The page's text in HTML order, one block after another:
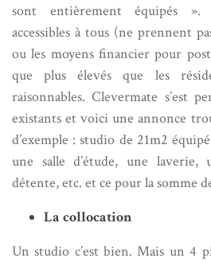
sont entièrement équipés ».
accessibles à tous (ne prennent
ou les moyens financier pour
que plus élevés que les
raisonnables. Clevermate s’est
existants et voici une annonce
d’exemple : studio de 21m2 équipé
une salle d’étude, une laverie,
détente, etc. et ce pour la somme
La collocation
Un studio c’est bien. Mais un 4